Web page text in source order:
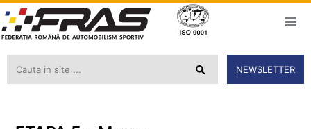
NEWSLETTER